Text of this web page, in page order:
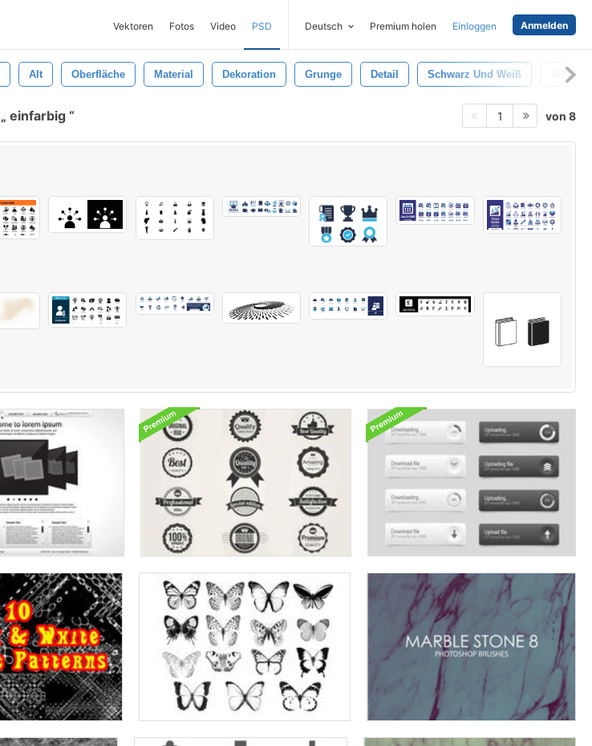
Vektoren Fotos Video PSD Deutsch Premium holen Einloggen Anmelden
Alt Oberfläche Material Dekoration Grunge Detail Schwarz Und Weiß
einfarbig 1 von 8